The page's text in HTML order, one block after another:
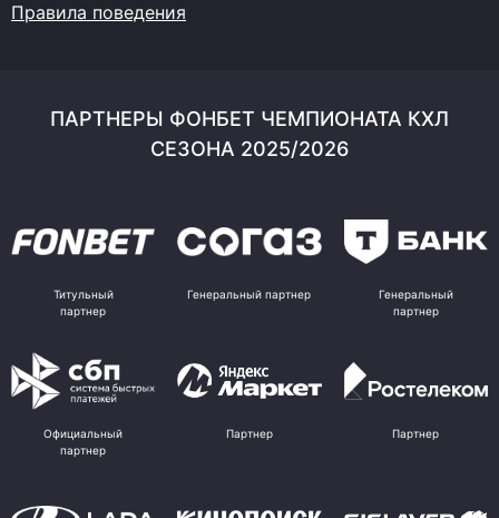
Правила поведения
ПАРТНЕРЫ ФОНБЕТ ЧЕМПИОНАТА КХЛ
СЕЗОНА 2025/2026
Титульный
партнер
Генеральный партнер
Генеральный
партнер
Официальный
партнер
Партнер Партнер